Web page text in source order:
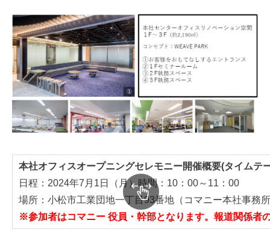
本社オフィスオープニングセレモニー開催概要(タイムテ
日程：2024年7月1日（月）時間：10：00～11：00
場所：小松市工業団地一丁目93番地（コマニー本社事務
※参加者はコマニー 役員・幹部となります。報道関係者